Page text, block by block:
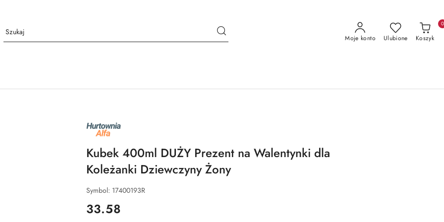
Moje konto Ulubione Koszyk
0
NAZWA
PRODUCENTA:
ALFA
Kubek 400ml DUŻY Prezent na Walentynki dla
Koleżanki Dziewczyny Żony
Symbol: 17400193R
cena:
33.58